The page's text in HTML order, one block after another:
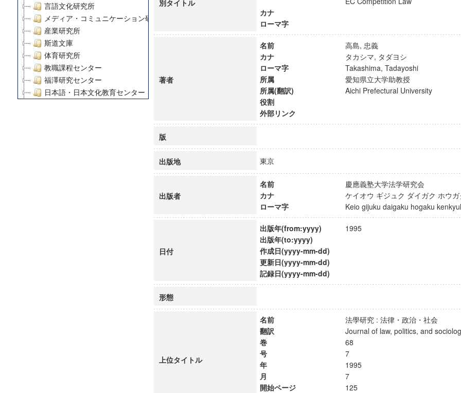
言語文化研究所
メディア・コミュニケーション研究所
産業研究所
斯道文庫
体育研究所
教職課程センター
福澤研究センター
日本語・日本文化教育センター
グローバルリサーチインスティテュート
慶應義塾大学グローバルCOEプログラム市民社会ガバナンス教育研究センター
慶應義塾大学グローバルCOEプログラム論理と感性の先端的教育研究拠点
博士課程教育リーディングプログラム「超成熟社会発展のサイエンス」
別タイトル
カナ
ローマ字
著者
名前
高島, 忠義
カナ
タカシマ, タダヨシ
ローマ字
Takashima, Tadayoshi
所属
愛知県立大学助教授
所属(翻訳)
Aichi Prefectural University
役割
外部リンク
版
出版地 東京
出版者
名前
慶應義塾大学法学研究会
カナ
ケイオウ ギジュク ダイガク ホウ
ローマ字
Keio gijuku daigaku hogaku
日付
出版年(from:yyyy)
1995
出版年(to:yyyy)
作成日(yyyy-mm-dd)
更新日(yyyy-mm-dd)
記録日(yyyy-mm-dd)
形態
上位タイトル
名前
法學研究 : 法律・政治・社会
翻訳
Journal of law, politics, and
巻
68
号
7
年
1995
月
7
開始ページ
125